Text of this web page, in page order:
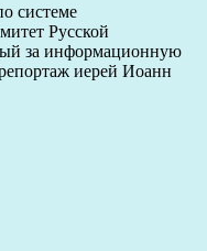
системе
Русской
за информационную
иерей Иоанн